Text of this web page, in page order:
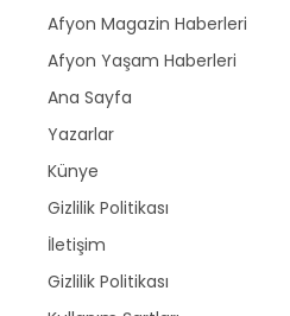
Afyon Magazin Haberleri
Afyon Yaşam Haberleri
Ana Sayfa
Yazarlar
Künye
Gizlilik Politikası
İletişim
Gizlilik Politikası